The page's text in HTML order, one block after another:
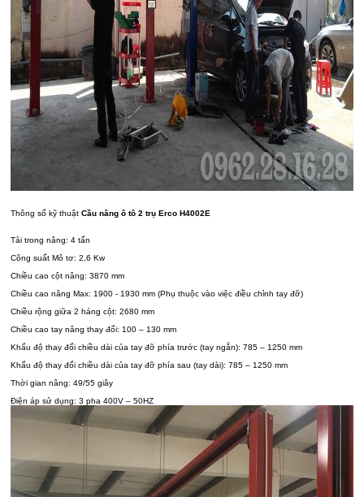
Thông số kỹ thuậtCầu nâng ô tô 2 trụ Erco H4002E
Tải trong nâng: 4 tấn
Công suất Mô tơ: 2,6 Kw
Chiều cao cột nâng: 3870 mm
Chiều cao nâng Max: 1900 - 1930 mm (Phụ thuộc vào việc điều chỉnh tay đỡ)
Chiều rộng giữa 2 háng cột: 2680 mm
Chiều cao tay nâng thay đổi: 100 – 130 mm
Khẩu độ thay đổi chiều dài của tay đỡ phía trước (tay ngắn): 785 – 1250 mm
Khẩu độ thay đổi chiều dài của tay đỡ phía sau (tay dài): 785 – 1250 mm
Thời gian nâng: 49/55 giây
Điện áp sử dụng: 3 pha 400V – 50HZ